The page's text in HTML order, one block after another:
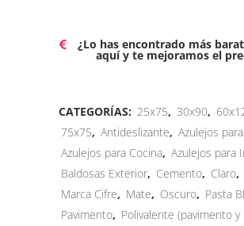
¿Lo has encontrado más
aquí y te mejoramos el
CATEGORÍAS: 25x75, 30x90,
75x75, Antideslizante, Azulejos
Azulejos para Cocina, Azulejos para
Baldosas Exterior, Cemento, Claro,
Marca Cifre, Mate, Oscuro, Pasta
Pavimento, Polivalente (pavimento y